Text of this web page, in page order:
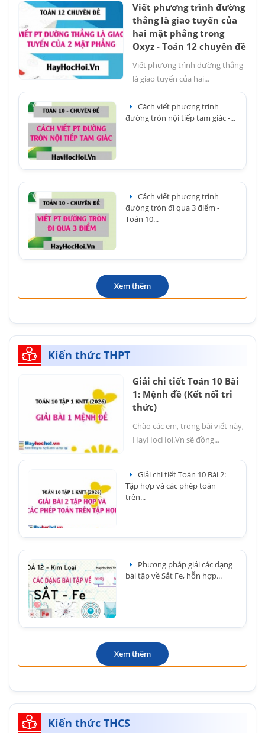
Viết phương trình đường
thẳng là giao tuyến của
hai mặt phẳng trong
Oxyz - Toán 12 chuyên đề
Viết phương trình đường thẳng
là giao tuyến của hai...
Cách viết phương trình
đường tròn nội tiếp tam giác -...
Cách viết phương trình
đường tròn đi qua 3 điểm -
Toán 10...
Xem thêm
Kiến thức THPT
Giải chi tiết Toán 10 Bài
1: Mệnh đề (Kết nối tri
thức)
Chào các em, trong bài viết này,
HayHocHoi.Vn sẽ đồng...
Giải chi tiết Toán 10 Bài 2:
Tập hợp và các phép toán
trên...
Phương pháp giải các dạng
bài tập về Sắt Fe, hỗn hợp...
Xem thêm
Kiến thức THCS